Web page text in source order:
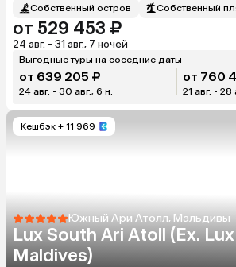
Собственный остров Собственный
от 529 453 ₽
24 авг. - 31 авг., 7 ночей
Выгодные туры на соседние даты
от 639 205 ₽
24 авг. - 30 авг., 6 н.
от 760
21 авг. - 28
Кешбэк + 11 969
Южный Ари Атолл, Мальдивы
Lux South Ari Atoll (Ex. Lux
Maldives)